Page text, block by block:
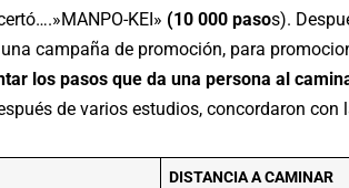
KEI» (10 000 pasos).
campaña de promoción, para
los pasos que da una persona al
de varios estudios, concordaron con
DISTANCIA A CAMINAR